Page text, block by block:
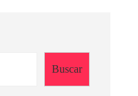
Buscar